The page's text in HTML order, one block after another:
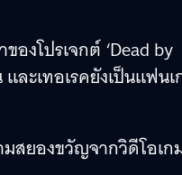
งโปรเจกต์ ‘Dead by
ะเทอเรคยังเป็นแฟนเ
มสยองขวัญจากวิดีโอเก